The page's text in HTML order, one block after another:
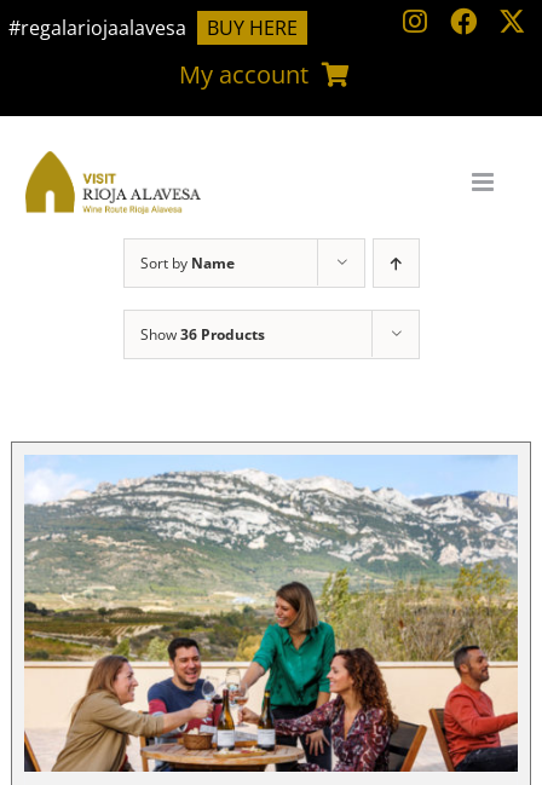
Skip
#regalariojaalavesa BUY HERE
My account
Sort by Name
Show36 Products